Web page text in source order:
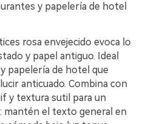
y papelería de hotel
rosa envejecido evoca lo
y papel antiguo. Ideal
papelería de hotel que
anticuado. Combina con
y textura sutil para un
mantén el texto general en